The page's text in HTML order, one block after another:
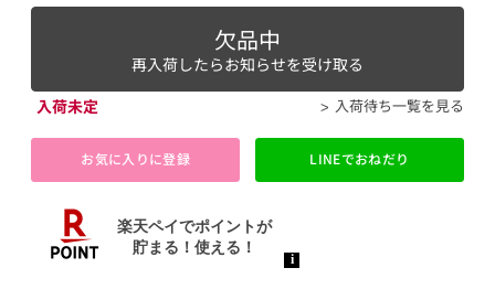
欠品中
再入荷したらお知らせを受け取る
入荷未定
入荷待ち一覧を見る
お気に入りに登録 LINEでおねだり